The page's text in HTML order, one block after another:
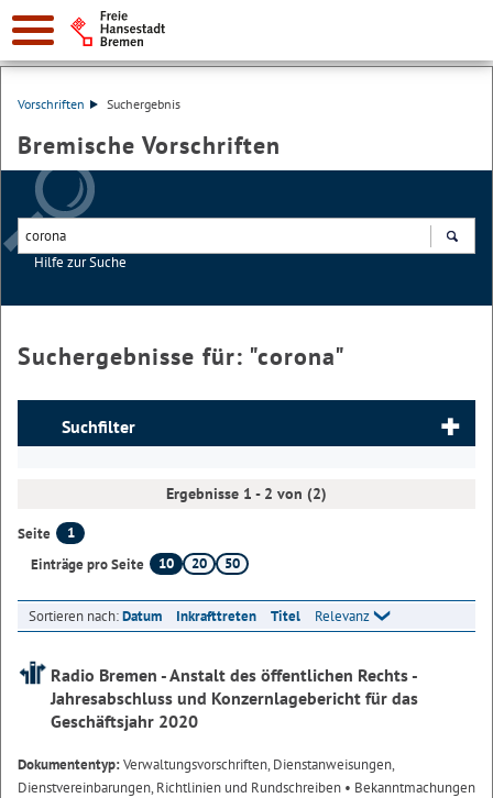
Vorschriften Suchergebnis
Bremische Vorschriften
Hilfe zur Suche
Suchergebnisse für: "corona"
Suchfilter
Ergebnisse 1 - 2 von (2)
Seite
1
Einträge pro Seite
10 20 50
Sortieren nach:Datum Inkrafttreten Titel Relevanz
Radio Bremen - Anstalt des öffentlichen Rechts -
Jahresabschluss und Konzernlagebericht für das
Geschäftsjahr 2020
Dokumententyp:Verwaltungsvorschriften, Dienstanweisungen,
Dienstvereinbarungen, Richtlinien und Rundschreiben • Bekanntmachungen